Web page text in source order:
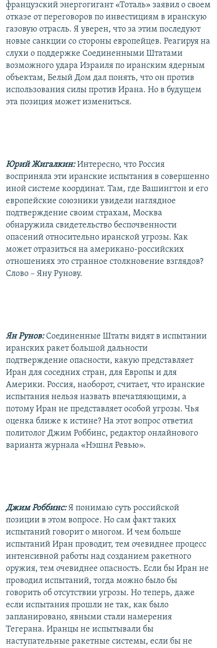
французский энергогигант «Тоталь» заявил о своем
отказе от переговоров по инвестициям в иранскую
газовую отрасль. Я уверен, что за этим последуют
новые санкции со стороны европейцев. Реагируя на
слухи о поддержке Соединенными Штатами
возможного удара Израиля по иранским ядерным
объектам, Белый Дом дал понять, что он против
использования силы против Ирана. Но в будущем
эта позиция может измениться.
Юрий Жигалкин:Интересно, что Россия
восприняла эти иранские испытания в совершенно
иной системе координат. Там, где Вашингтон и его
европейские союзники увидели наглядное
подтверждение своим страхам, Москва
обнаружила свидетельство беспочвенности
опасений относительно иранской угрозы. Как
может отразиться на американо-российских
отношениях это странное столкновение взглядов?
Слово – Яну Рунову.
Ян Рунов: Соединенные Штаты видят в испытании
иранских ракет большой дальности
подтверждение опасности, какую представляет
Иран для соседних стран, для Европы и для
Америки. Россия, наоборот, считает, что иранские
испытания нельзя назвать впечатляющими, а
потому Иран не представляет особой угрозы. Чья
оценка ближе к истине? На этот вопрос ответил
политолог Джим Роббинс, редактор онлайнового
варианта журнала «Нэшнл Ревью».
Джим Роббинс:Я понимаю суть российской
позиции в этом вопросе. Но сам факт таких
испытаний говорит о многом. И чем больше
испытаний Иран проводит, тем очевиднее процесс
интенсивной работы над созданием ракетного
оружия, тем очевиднее опасность. Если бы Иран не
проводил испытаний, тогда можно было бы
говорить об отсутствии угрозы. Но теперь, даже
если испытания прошли не так, как было
запланировано, явными стали намерения
Тегерана. Иранцы не испытывали бы
наступательные ракетные системы, если бы не